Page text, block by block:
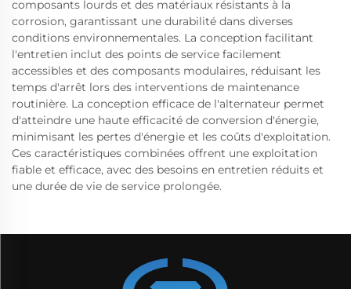
composants lourds et des matériaux résistants à la
corrosion, garantissant une durabilité dans diverses
conditions environnementales. La conception facilitant
l'entretien inclut des points de service facilement
accessibles et des composants modulaires, réduisant les
temps d'arrêt lors des interventions de maintenance
routinière. La conception efficace de l'alternateur permet
d'atteindre une haute efficacité de conversion d'énergie,
minimisant les pertes d'énergie et les coûts d'exploitation.
Ces caractéristiques combinées offrent une exploitation
fiable et efficace, avec des besoins en entretien réduits et
une durée de vie de service prolongée.